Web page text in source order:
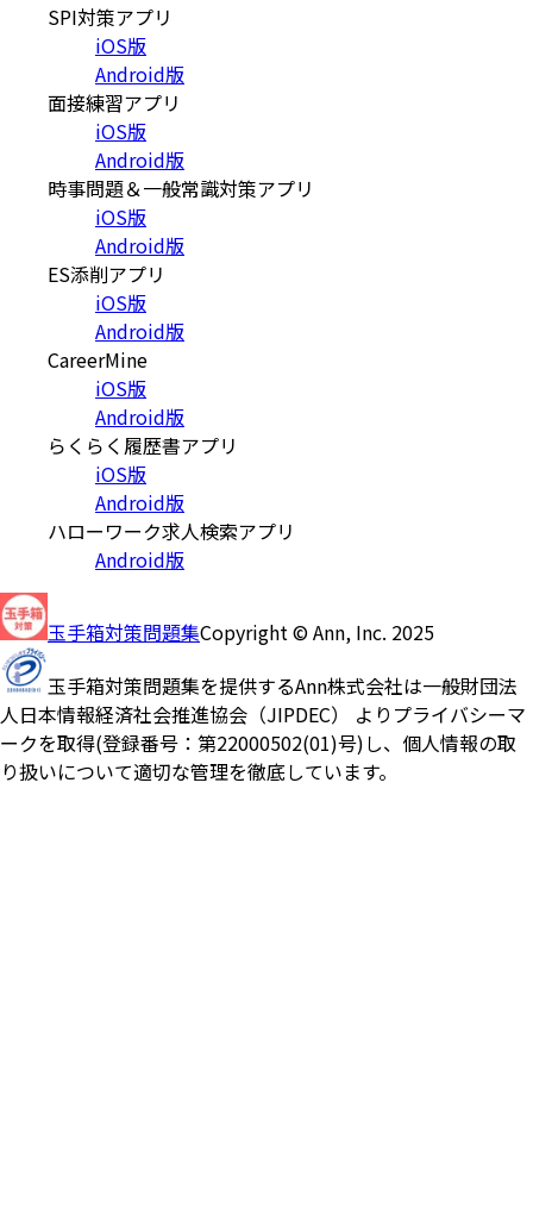
SPI対策アプリ
iOS版
Android版
面接練習アプリ
iOS版
Android版
時事問題＆一般常識対策アプリ
iOS版
Android版
ES添削アプリ
iOS版
Android版
CareerMine
iOS版
Android版
らくらく履歴書アプリ
iOS版
Android版
ハローワーク求人検索アプリ
Android版
玉手箱対策問題集Copyright © Ann, Inc. 2025
玉手箱対策問題集を提供するAnn株式会社は一般財団法
人日本情報経済社会推進協会（JIPDEC） よりプライバシーマ
ークを取得(登録番号：第22000502(01)号)し、個人情報の取
り扱いについて適切な管理を徹底しています。